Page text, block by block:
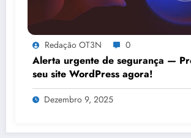
Redação OT3N 0
Alerta urgente de segurança —
seu site WordPress agora!
Dezembro 9, 2025